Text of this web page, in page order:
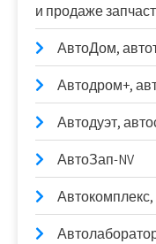
и продаже
АвтоДом,
Автодром+,
Автодуэт,
АвтоЗап-NV